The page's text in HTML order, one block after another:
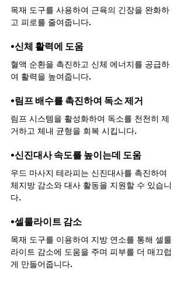
목재 도구를 사용하여 근육의 긴장을 완화하
고 피로를 줄여줍니다.
•신체 활력에 도움
혈액 순환을 촉진하고 신체 에너지를 공급하
여 활력을 높여줍니다.
•림프 배수를 촉진하여 독소 제거
림프 시스템을 활성화하여 독소를 천천히 제
거하고 체내 균형을 회복 시킵니다.
•신진대사 속도를 높이는데 도움
우드 마사지 테라피는 신진대사를 촉진하여
체지방 감소와 대사 활동을 지원할 수 있습니
다.
•셀룰라이트 감소
목재 도구를 이용하여 지방 연소를 통해 셀룰
라이트 감소에 도움을 주며 피부를 더 매끄럽
게 만들어줍니다.